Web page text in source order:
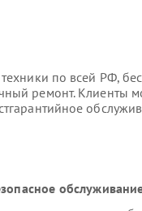
по всей РФ,
ремонт. Клиенты